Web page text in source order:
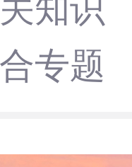
知识
专题